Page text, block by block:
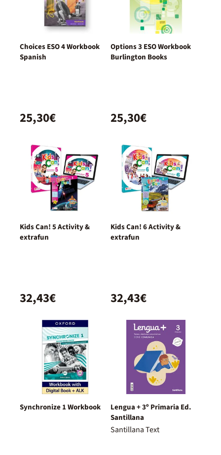
Choices ESO 4 Workbook
Spanish
25,30€
Options 3 ESO Workbook
Burlington Books
25,30€
Kids Can! 5 Activity &
extrafun
32,43€
Kids Can! 6 Activity &
extrafun
32,43€
Synchronize 1 Workbook
Lengua + 3º Primaria Ed.
Santillana
Santillana Text